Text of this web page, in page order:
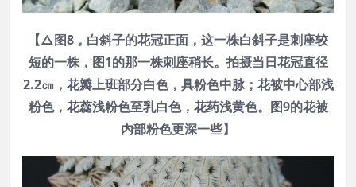
【△图8，白斜子的花冠正面，这一株白斜子是刺座较
短的一株，图1的那一株刺座稍长。拍摄当日花冠直径
2.2㎝，花瓣上班部分白色，具粉色中脉；花被中心部浅
粉色，花蕊浅粉色至乳白色，花药浅黄色。图9的花被
内部粉色更深一些】